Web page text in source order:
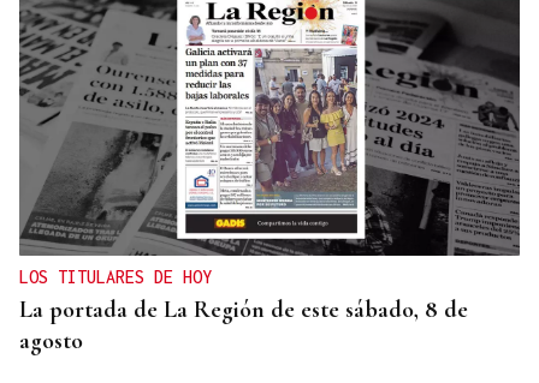
LOS TITULARES DE HOY
La portada de La Región de este sábado, 8 de
agosto